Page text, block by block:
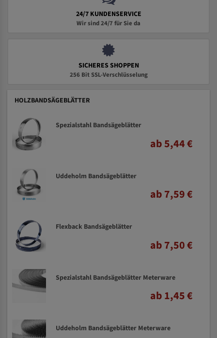
24/7 KUNDENSERVICE
Wir sind 24/7 für Sie da
SICHERES SHOPPEN
256 Bit SSL-Verschlüsselung
HOLZBANDSÄGEBLÄTTER
Spezialstahl Bandsägeblätter
ab 5,44 €
Uddeholm Bandsägeblätter
ab 7,59 €
Flexback Bandsägeblätter
ab 7,50 €
Spezialstahl Bandsägeblätter Meterware
ab 1,45 €
Uddeholm Bandsägeblätter Meterware